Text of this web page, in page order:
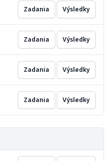
Zadania Výsledky
Zadania Výsledky
Zadania Výsledky
Zadania Výsledky